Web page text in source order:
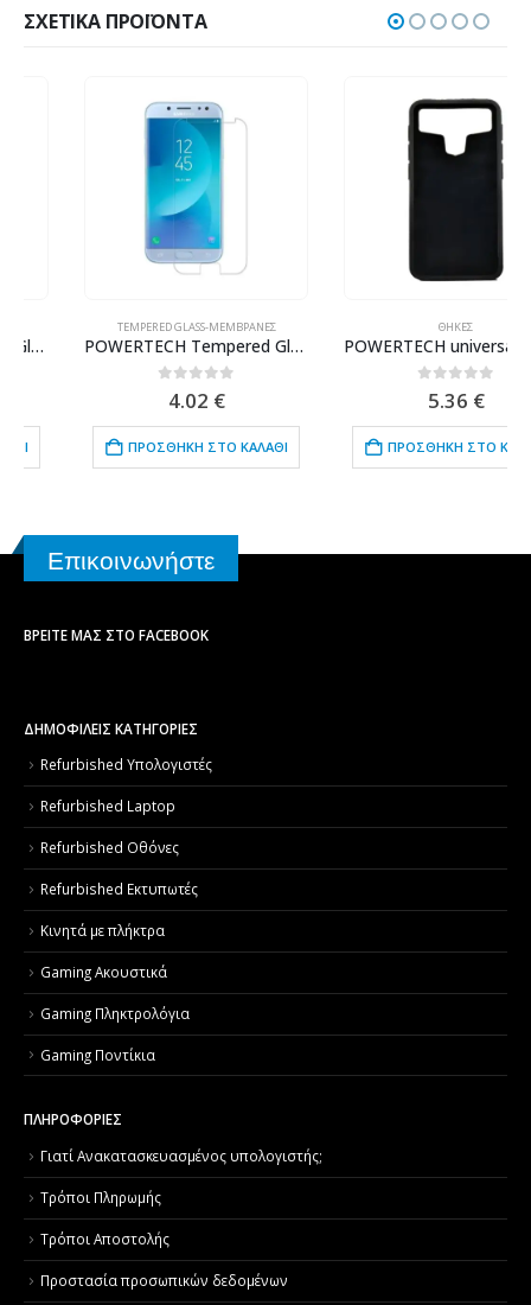
ΣΧΕΤΙΚΆ ΠΡΟΪΌΝΤΑ
TEMPERED GLASS-ΜΕΜΒΡΆΝΕΣ
POWERTECH Tempered Glass 9H(0.33MM), Samsung J5 2017
out of 5
ΠΡΟΣΘΉΚΗ ΣΤΟ ΚΑΛΆΘΙ
POWERTECH universal θήκη Glass TPU για smartphone έως 7 x 14.5cm, μαύρη
out of 5
ΠΡΟΣΘΉΚΗ ΣΤΟ ΚΑΛΆΘΙ
Επικοινωνήστε
ΒΡΕΊΤΕ ΜΑΣ ΣΤΟ FACEBOOK
ΔΗΜΟΦΙΛΕΙΣ ΚΑΤΗΓΟΡΙΕΣ
Refurbished Υπολογιστές
Refurbished Laptop
Refurbished Οθόνες
Refurbished Εκτυπωτές
Κινητά με πλήκτρα
Gaming Ακουστικά
Gaming Πληκτρολόγια
Gaming Ποντίκια
ΠΛΗΡΟΦΟΡΙΕΣ
Γιατί Aνακατασκευασμένος υπολογιστής;
Τρόποι Πληρωμής
Τρόποι Αποστολής
Προστασία προσωπικών δεδομένων